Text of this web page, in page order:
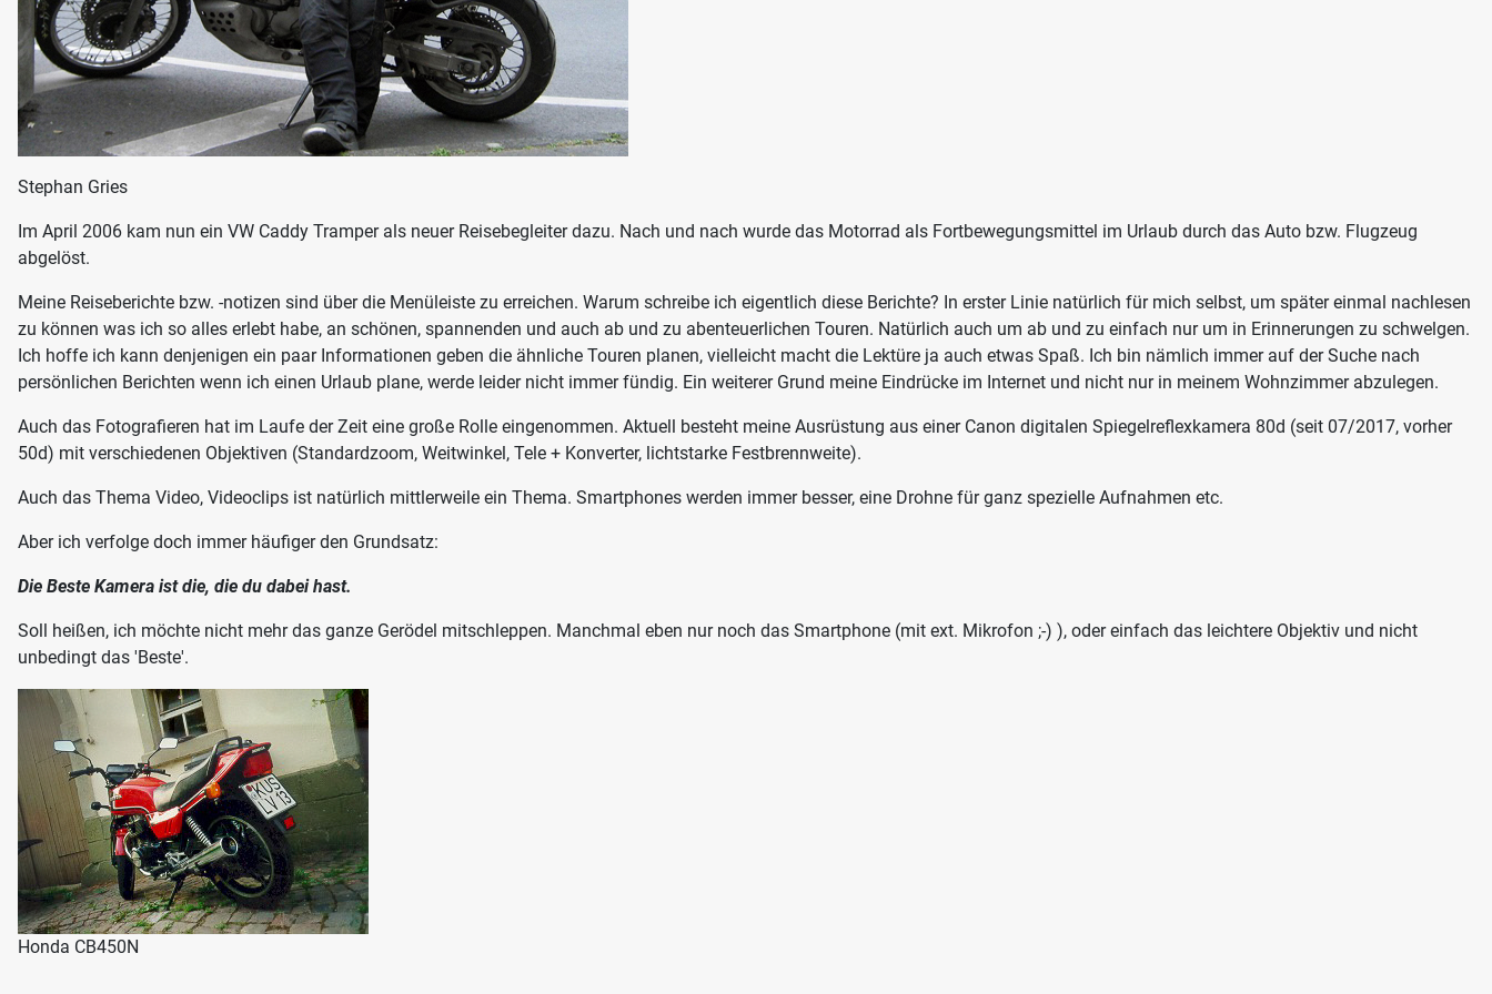
Stephan Gries
Im April 2006 kam nun ein VW Caddy Tramper als neuer Reisebegleiter dazu. Nach und nach wurde das Motorrad als Fortbewegungsmittel im Urlaub durch das Auto bzw. Flugzeug
abgelöst.
Meine Reiseberichte bzw. -notizen sind über die Menüleiste zu erreichen. Warum schreibe ich eigentlich diese Berichte? In erster Linie natürlich für mich selbst, um später einmal nachlesen
zu können was ich so alles erlebt habe, an schönen, spannenden und auch ab und zu abenteuerlichen Touren. Natürlich auch um ab und zu einfach nur um in Erinnerungen zu schwelgen.
Ich hoffe ich kann denjenigen ein paar Informationen geben die ähnliche Touren planen, vielleicht macht die Lektüre ja auch etwas Spaß. Ich bin nämlich immer auf der Suche nach
persönlichen Berichten wenn ich einen Urlaub plane, werde leider nicht immer fündig. Ein weiterer Grund meine Eindrücke im Internet und nicht nur in meinem Wohnzimmer abzulegen.
Auch das Fotografieren hat im Laufe der Zeit eine große Rolle eingenommen. Aktuell besteht meine Ausrüstung aus einer Canon digitalen Spiegelreflexkamera 80d (seit 07/2017, vorher
50d) mit verschiedenen Objektiven (Standardzoom, Weitwinkel, Tele + Konverter, lichtstarke Festbrennweite).
Auch das Thema Video, Videoclips ist natürlich mittlerweile ein Thema. Smartphones werden immer besser, eine Drohne für ganz spezielle Aufnahmen etc.
Aber ich verfolge doch immer häufiger den Grundsatz:
Die Beste Kamera ist die, die du dabei hast.
Soll heißen, ich möchte nicht mehr das ganze Gerödel mitschleppen. Manchmal eben nur noch das Smartphone (mit ext. Mikrofon ;-) ), oder einfach das leichtere Objektiv und nicht
unbedingt das 'Beste'.
Honda CB450N